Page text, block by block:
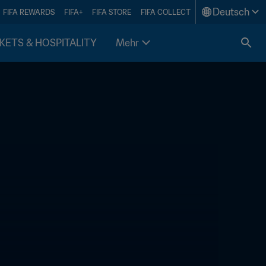
FIFA REWARDS FIFA+ FIFA STORE FIFA COLLECT Deutsch
& HOSPITALITY Mehr